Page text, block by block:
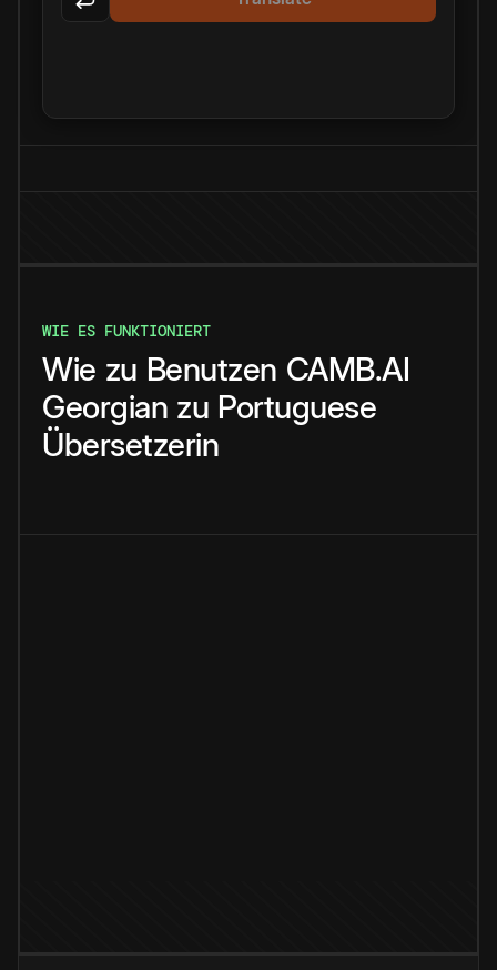
WIE ES FUNKTIONIERT
Wie zu Benutzen CAMB.AI
Georgian zu Portuguese
Übersetzerin